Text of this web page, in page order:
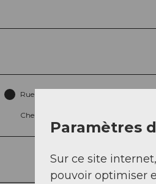
Rue (8%)
Chemin (30%)
Paramètres
Sur ce site
pouvoir optimiser